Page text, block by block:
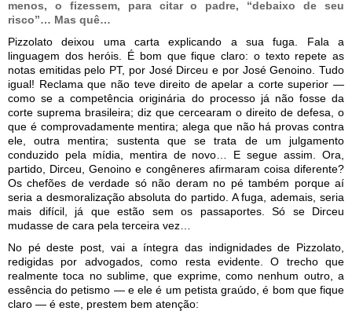
menos, o fizessem, para citar o padre, “debaixo de seu
risco”… Mas quê…
Pizzolato deixou uma carta explicando a sua fuga. Fala a
linguagem dos heróis. É bom que fique claro: o texto repete as
notas emitidas pelo PT, por José Dirceu e por José Genoino. Tudo
igual! Reclama que não teve direito de apelar a corte superior —
como se a competência originária do processo já não fosse da
corte suprema brasileira; diz que cercearam o direito de defesa, o
que é comprovadamente mentira; alega que não há provas contra
ele, outra mentira; sustenta que se trata de um julgamento
conduzido pela mídia, mentira de novo… E segue assim. Ora,
partido, Dirceu, Genoino e congêneres afirmaram coisa diferente?
Os chefões de verdade só não deram no pé também porque aí
seria a desmoralização absoluta do partido. A fuga, ademais, seria
mais difícil, já que estão sem os passaportes. Só se Dirceu
mudasse de cara pela terceira vez…
No pé deste post, vai a íntegra das indignidades de Pizzolato,
redigidas por advogados, como resta evidente. O trecho que
realmente toca no sublime, que exprime, como nenhum outro, a
essência do petismo — e ele é um petista graúdo, é bom que fique
claro — é este, prestem bem atenção: